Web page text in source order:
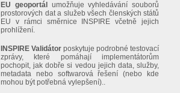
EU geoportál
umožňuje vyhledávání souborů
prostorových dat a služeb všech členských států
EU v rámci směrnice INSPIRE včetně jejich
prohlížení.
INSPIRE Validátor poskytuje podrobné testovací
zprávy, které pomáhají implementátorům
pochopit, jak dobře si vedou jejich data, služby,
metadata nebo softwarová řešení (nebo kde
mohou být potřebná vylepšení)..